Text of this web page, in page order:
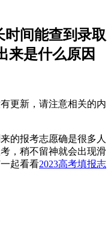
时间能查到录取
来是什么原因
更新，请注意相关的内
的报考志愿确是很多人
，稍不留神就会出现滑
起看看2023高考填报志